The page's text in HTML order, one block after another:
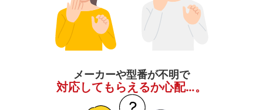
メーカーや型番が不明で
対応してもらえるか心配…。